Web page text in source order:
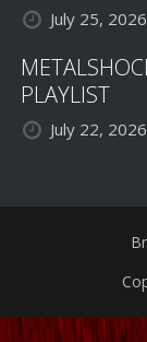
July 25, 2026
PLAYLIST
July 22, 2026